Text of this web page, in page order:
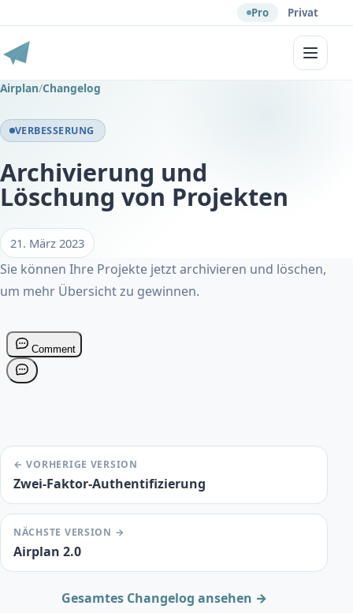
Pro Privat
Menü
Airplan/Changelog
VERBESSERUNG
Archivierung und
Löschung von Projekten
21. März 2023
Sie können Ihre Projekte jetzt archivieren und löschen,
um mehr Übersicht zu gewinnen.
← VORHERIGE VERSION
Zwei-Faktor-Authentifizierung
NÄCHSTE VERSION →
Airplan 2.0
Gesamtes Changelog ansehen →